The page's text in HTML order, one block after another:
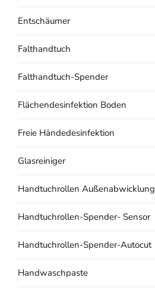
Entschäumer
Falthandtuch
Falthandtuch-Spender
Flächendesinfektion Boden
Freie Händedesinfektion
Glasreiniger
Handtuchrollen Außenabwicklung
Handtuchrollen-Spender- Sensor
Handtuchrollen-Spender-Autocut
Handwaschpaste